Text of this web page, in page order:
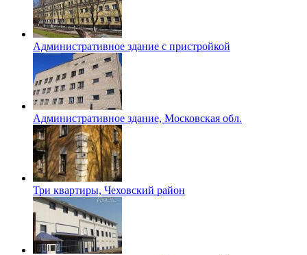
Административное здание с пристройкой
Административное здание, Московская обл.
Три квартиры, Чеховский район